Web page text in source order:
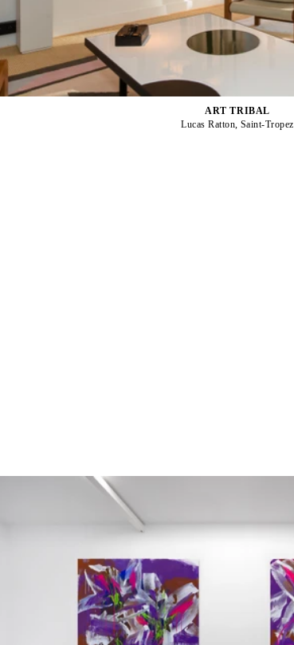
ART TRIBAL
Lucas Ratton, Saint-Tropez